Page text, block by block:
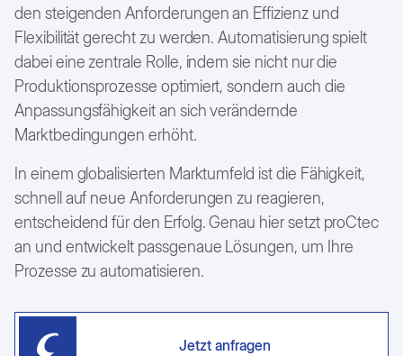
den steigenden Anforderungen an Effizienz und
Flexibilität gerecht zu werden. Automatisierung spielt
dabei eine zentrale Rolle, indem sie nicht nur die
Produktionsprozesse optimiert, sondern auch die
Anpassungsfähigkeit an sich verändernde
Marktbedingungen erhöht.
In einem globalisierten Marktumfeld ist die Fähigkeit,
schnell auf neue Anforderungen zu reagieren,
entscheidend für den Erfolg. Genau hier setzt proCtec
an und entwickelt passgenaue Lösungen, um Ihre
Prozesse zu automatisieren.
Jetzt anfragen